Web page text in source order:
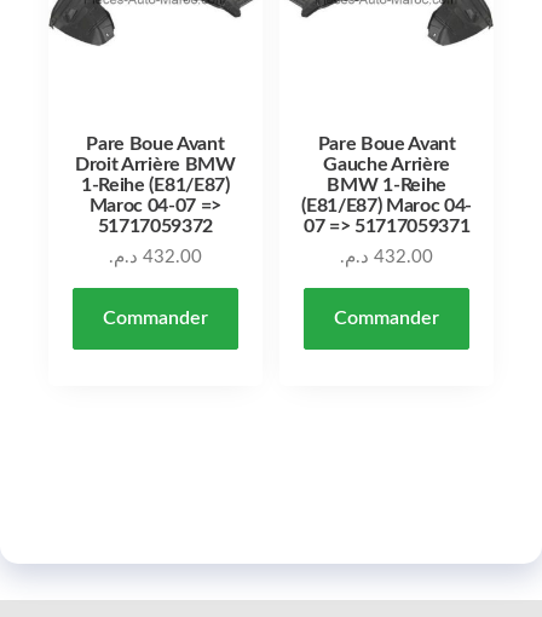
Pare Boue Avant
Droit Arrière BMW
1-Reihe (E81/E87)
Maroc 04-07 =>
51717059372
432.00 د.م.
Commander
Pare Boue Avant
Gauche Arrière
BMW 1-Reihe
(E81/E87) Maroc 04-
07 => 51717059371
432.00 د.م.
Commander